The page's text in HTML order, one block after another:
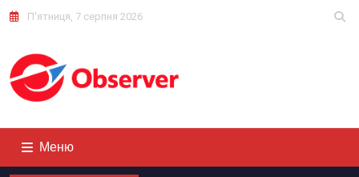
П'ятниця, 7 серпня 2026
Меню